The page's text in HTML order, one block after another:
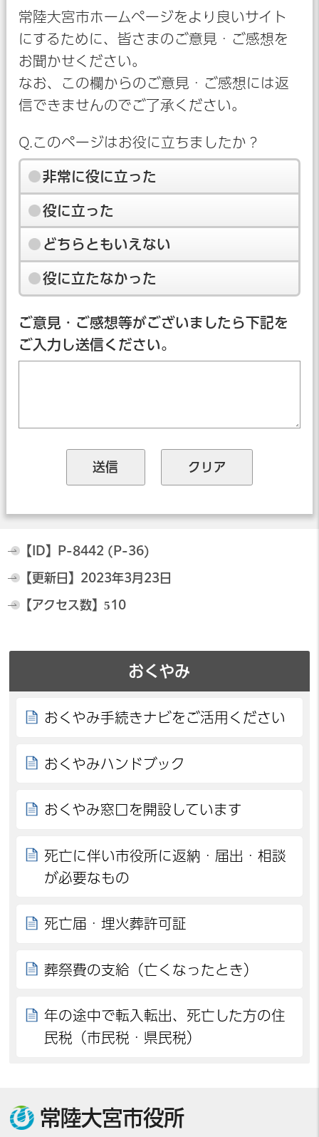
常陸大宮市ホームページをより良いサイト
にするために、皆さまのご意見・ご感想を
お聞かせください。
なお、この欄からのご意見・ご感想には返
信できませんのでご了承ください。
Q.このページはお役に立ちましたか？
非常に役に立った
役に立った
どちらともいえない
役に立たなかった
ご意見・ご感想等がございましたら下記を
ご入力し送信ください。
【ID】 P-8442 (P-36)
【更新日】 2023年3月23日
【アクセス数】 510
おくやみ
おくやみ手続きナビをご活用ください
おくやみハンドブック
おくやみ窓口を開設しています
死亡に伴い市役所に返納・届出・相談
が必要なもの
死亡届・埋火葬許可証
葬祭費の支給（亡くなったとき）
年の途中で転入転出、死亡した方の住
民税（市民税・県民税）
常陸大宮市役所